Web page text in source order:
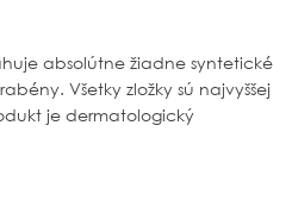
absolútne žiadne syntetické
Všetky zložky sú najvyššej
je dermatologický